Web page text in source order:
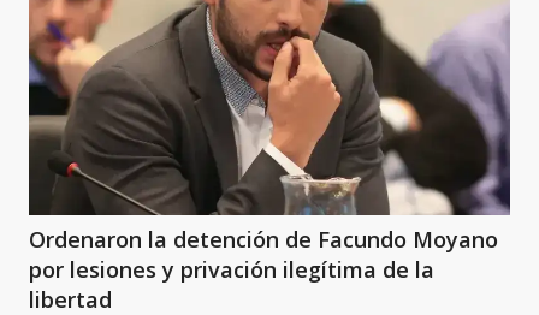
Ordenaron la detención de Facundo Moyano
por lesiones y privación ilegítima de la
libertad